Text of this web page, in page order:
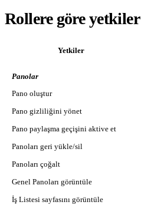
Rollere göre yetkiler
Yetkiler
Panolar
Pano oluştur
Pano gizliliğini yönet
Pano paylaşma geçişini aktive et
Panoları geri yükle/sil
Panoları çoğalt
Genel Panoları görüntüle
İş Listesi sayfasını görüntüle